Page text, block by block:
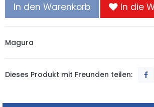
In den Warenkorb In die
Magura
Dieses Produkt mit Freunden teilen: